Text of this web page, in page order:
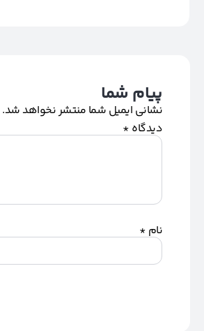
پیام شما
نشانی ایمیل شما منتشر نخواهد شد.
دیدگاه *
نام *